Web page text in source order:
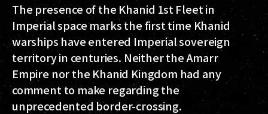
The presence of the Khanid 1st Fleet in
Imperial space marks the first time Khanid
warships have entered Imperial sovereign
territory in centuries. Neither the Amarr
Empire nor the Khanid Kingdom had any
comment to make regarding the
unprecedented border-crossing.